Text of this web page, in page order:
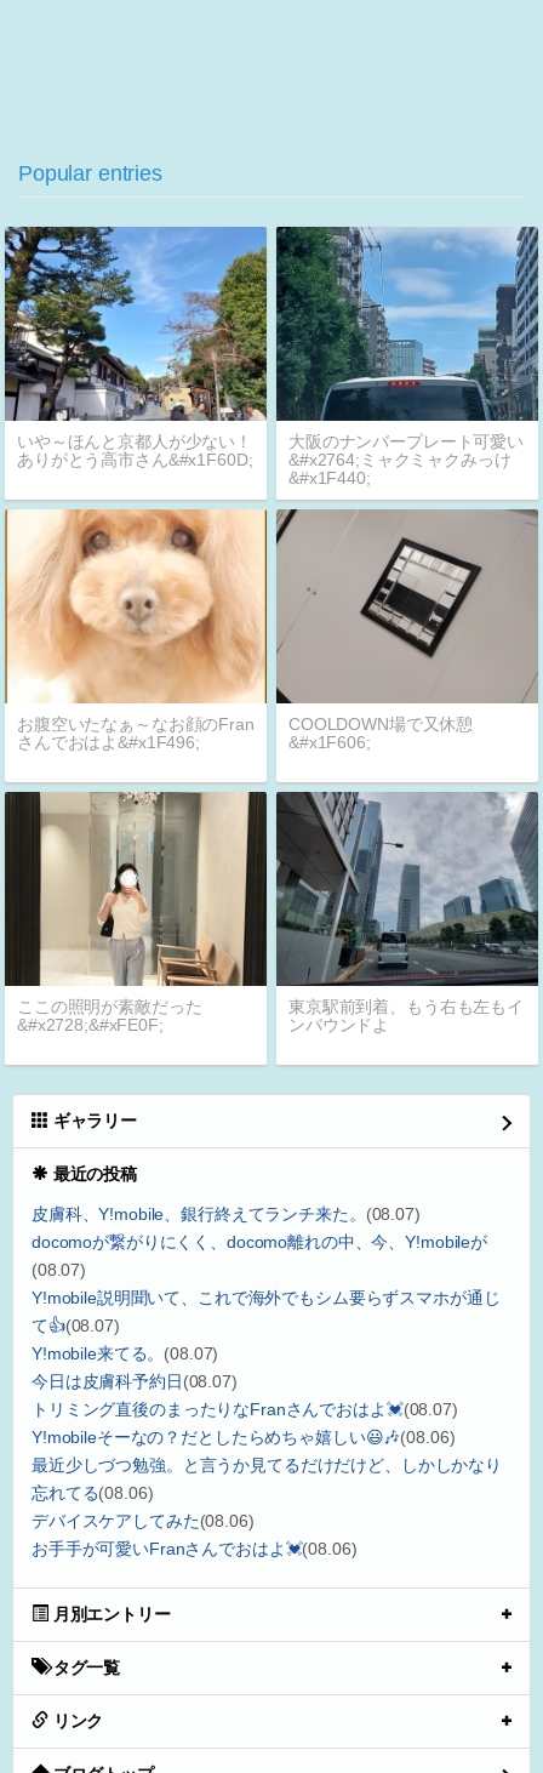
Popular entries
いや～ほんと京都人が少ない！
ありがとう高市さん&#x1F60D;
大阪のナンバープレート可愛い
&#x2764;ミャクミャクみっけ
&#x1F440;
お腹空いたなぁ～なお顔のFran
さんでおはよ&#x1F496;
COOLDOWN場で又休憩
&#x1F606;
ここの照明が素敵だった
&#x2728;&#xFE0F;
東京駅前到着、もう右も左もイ
ンバウンドよ
ギャラリー
最近の投稿
皮膚科、Y!mobile、銀行終えてランチ来た。 (08.07)
docomoが繋がりにくく、docomo離れの中、今、Y!mobileが
(08.07)
Y!mobile説明聞いて、これで海外でもシム要らずスマホが通じ
て👍(08.07)
Y!mobile来てる。 (08.07)
今日は皮膚科予約日(08.07)
トリミング直後のまったりなFranさんでおはよ💓(08.07)
Y!mobileそーなの？だとしたらめちゃ嬉しい😃🎶(08.06)
最近少しづつ勉強。と言うか見てるだけだけど、しかしかなり
忘れてる(08.06)
デバイスケアしてみた(08.06)
お手手が可愛いFranさんでおはよ💓(08.06)
月別エントリー
タグ一覧
リンク